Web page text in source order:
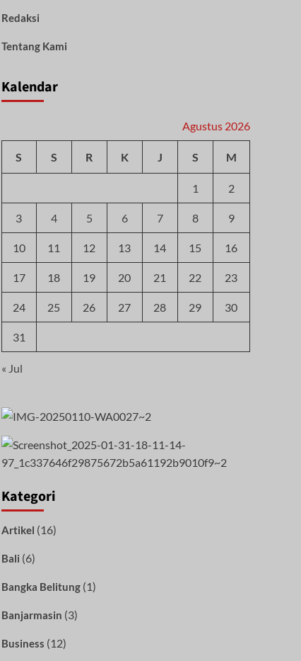
Redaksi
Tentang Kami
Kalendar
Agustus 2026
S S R K J S M
1 2
3 4 5 6 7 8 9
10 11 12 13 14 15 16
17 18 19 20 21 22 23
24 25 26 27 28 29 30
31
« Jul
Kategori
Artikel (16)
Bali (6)
Bangka Belitung(1)
Banjarmasin (3)
Business (12)